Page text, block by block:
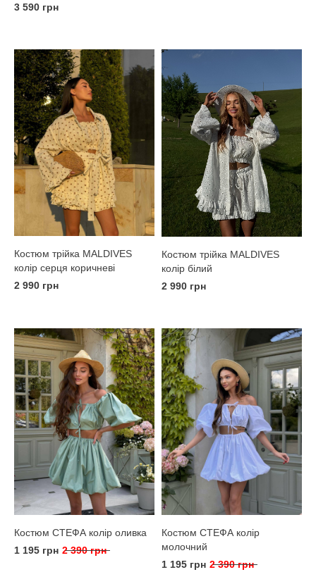
3 590 грн
Костюм трійка MALDIVES
колір серця коричневі
2 990 грн
Костюм трійка MALDIVES
колір білий
2 990 грн
Костюм СТЕФА колір оливка
1 195 грн 2 390 грн
Костюм СТЕФА колір
молочний
1 195 грн 2 390 грн